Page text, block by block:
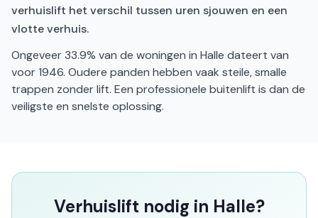
verhuislift het verschil tussen uren sjouwen en een
vlotte verhuis.
Ongeveer 33.9% van de woningen in Halle dateert van
voor 1946. Oudere panden hebben vaak steile, smalle
trappen zonder lift. Een professionele buitenlift is dan de
veiligste en snelste oplossing.
Verhuislift nodig in Halle?